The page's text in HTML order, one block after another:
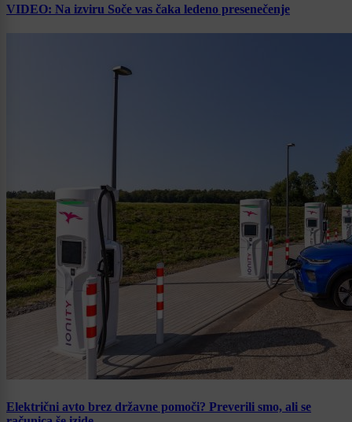
VIDEO: Na izviru Soče vas čaka ledeno presenečenje
Električni avto brez državne pomoči? Preverili smo, ali se